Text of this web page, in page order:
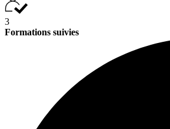
3
Formations suivies